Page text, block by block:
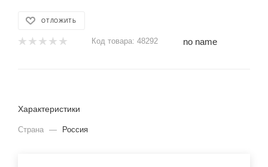
ОТЛОЖИТЬ
Код товара: 48292 no name
Характеристики
Страна — Россия